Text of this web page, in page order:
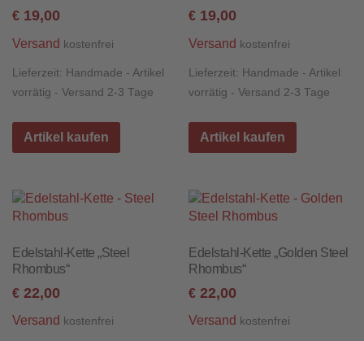
€ 19,00
Versand kostenfrei
Lieferzeit: Handmade - Artikel
vorrätig - Versand 2-3 Tage
Artikel kaufen
€ 19,00
Versand kostenfrei
Lieferzeit: Handmade - Artikel
vorrätig - Versand 2-3 Tage
Artikel kaufen
Edelstahl-Kette „Steel
Rhombus“
€ 22,00
Versand kostenfrei
Edelstahl-Kette „Golden Steel
Rhombus“
€ 22,00
Versand kostenfrei